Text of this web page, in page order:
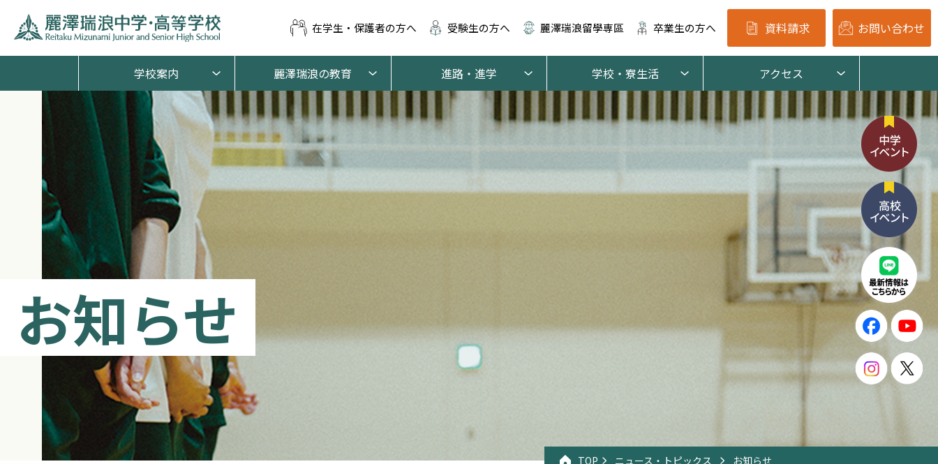
在学生・保護者の方へ 受験生の方へ 麗澤瑞浪留學専區 卒業生の方へ 資料請求 お問い合わせ
学校案内 麗澤瑞浪の教育 進路・進学 学校・寮生活 アクセス
お知らせ
TOP ニュース・トピックス お知らせ